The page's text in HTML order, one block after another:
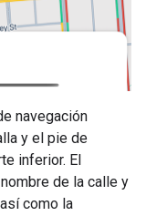
navegación
y el pie de
inferior. El
de la calle y
como la